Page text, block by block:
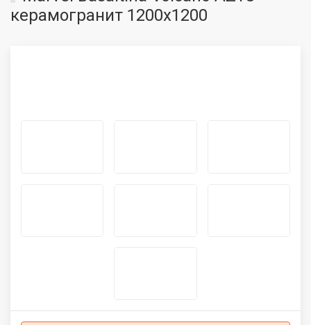
керамогранит 1200x1200